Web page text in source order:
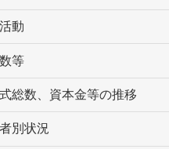
動
等
総数、資本金等の推移
別状況